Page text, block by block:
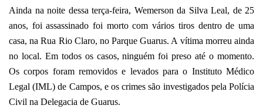
Ainda na noite dessa terça-feira, Wemerson da Silva Leal, de 25
anos, foi assassinado foi morto com vários tiros dentro de uma
casa, na Rua Rio Claro, no Parque Guarus. A vítima morreu ainda
no local. Em todos os casos, ninguém foi preso até o momento.
Os corpos foram removidos e levados para o Instituto Médico
Legal (IML) de Campos, e os crimes são investigados pela Polícia
Civil na Delegacia de Guarus.